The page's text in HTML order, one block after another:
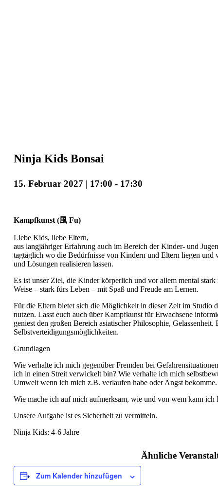
Ninja Kids Bonsai
15. Februar 2027 | 17:00 - 17:30
Kampfkunst (風 Fu)
Liebe Kids, liebe Eltern,
aus langjähriger Erfahrung auch im Bereich der Kinder- und
tagtäglich wo die Bedürfnisse von Kindern und Eltern liegen und
und Lösungen realisieren lassen.
Es ist unser Ziel, die Kinder körperlich und vor allem mental stark
Weise – stark fürs Leben – mit Spaß und Freude am Lernen.
Für die Eltern bietet sich die Möglichkeit in dieser Zeit im Studio
nutzen. Lasst euch auch über Kampfkunst für Erwachsene
geniest den großen Bereich asiatischer Philosophie, Gelassenheit.
Selbstverteidigungsmöglichkeiten.
Grundlagen
Wie verhalte ich mich gegenüber Fremden bei
ich in einen Streit verwickelt bin? Wie verhalte ich mich
Umwelt wenn ich mich z.B. verlaufen habe oder Angst bekomme.
Wie mache ich auf mich aufmerksam, wie und von wem kann ich
Unsere Aufgabe ist es Sicherheit zu vermitteln.
Ninja Kids: 4-6 Jahre
Zum Kalender hinzufügen
Ähnliche